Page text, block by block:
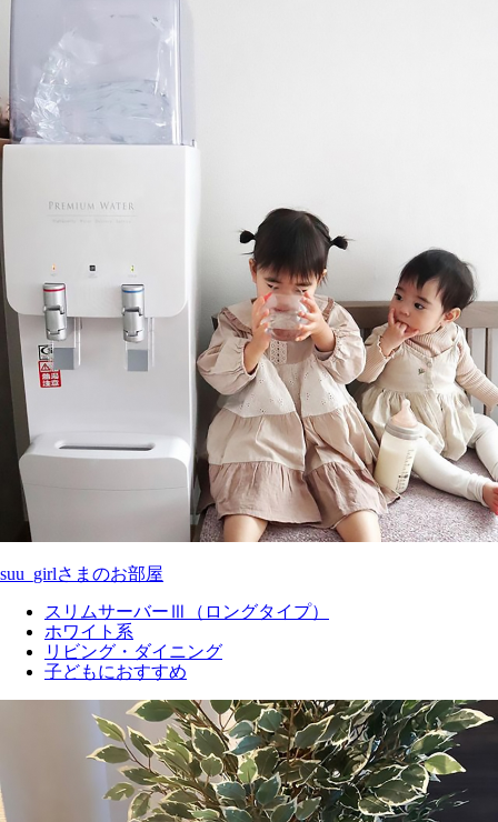
suu_girlさまのお部屋
スリムサーバーⅢ（ロングタイプ）
ホワイト系
リビング・ダイニング
子どもにおすすめ